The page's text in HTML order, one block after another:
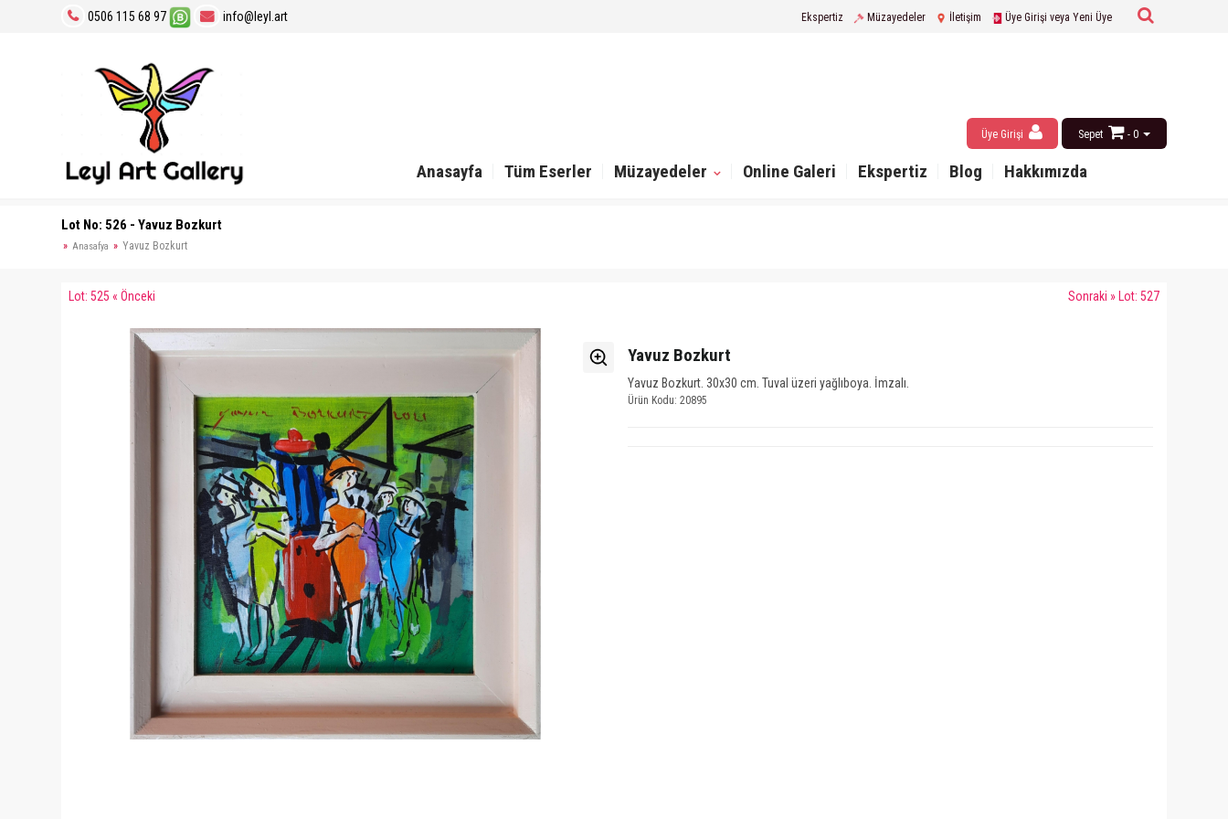
0506 115 68 97 info@leyl.art Ekspertiz Müzayedeler İletişim Üye Girişi veya Yeni Üye
Sepet - 0
Üye Girişi
Anasayfa Tüm Eserler Müzayedeler Online Galeri Ekspertiz Blog Hakkımızda
Lot No: 526 - Yavuz Bozkurt
Anasafya Yavuz Bozkurt
Lot: 525 « Önceki Sonraki » Lot: 527
Yavuz Bozkurt
Yavuz Bozkurt. 30x30 cm. Tuval üzeri yağlıboya. İmzalı.
Ürün Kodu: 20895